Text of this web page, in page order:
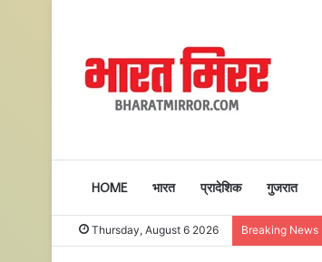
HOME भारत प्रादेशिक गुजरात
Thursday, August 6 2026 Breaking News